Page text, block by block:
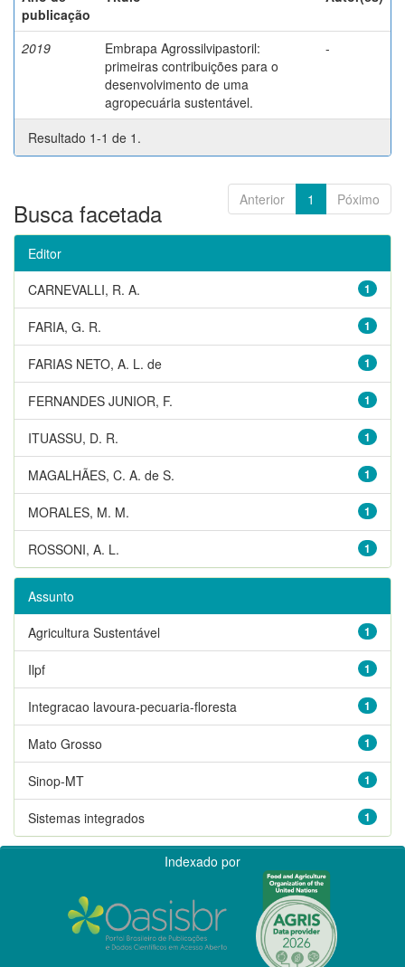
publicação
2019
Embrapa Agrossilvipastoril:
primeiras contribuições para o
desenvolvimento de uma
agropecuária sustentável.
-
Resultado 1-1 de 1.
Anterior 1 Póximo
Busca facetada
Editor
1
CARNEVALLI, R. A.
1
FARIA, G. R.
1
FARIAS NETO, A. L. de
1
FERNANDES JUNIOR, F.
1
ITUASSU, D. R.
1
MAGALHÃES, C. A. de S.
1
MORALES, M. M.
1
ROSSONI, A. L.
Assunto
1
Agricultura Sustentável
1
Ilpf
1
Integracao lavoura-pecuaria-floresta
1
Mato Grosso
1
Sinop-MT
1
Sistemas integrados
Indexado por